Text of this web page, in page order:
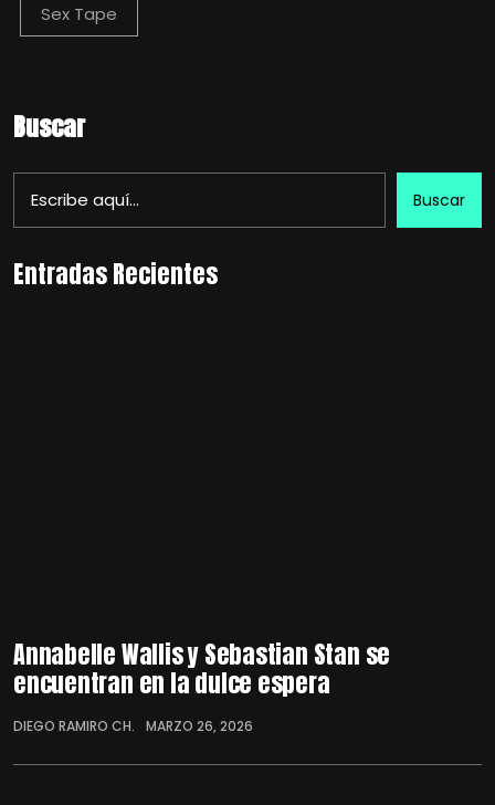
Sex Tape
Buscar
Buscar
Entradas Recientes
Annabelle Wallis y Sebastian Stan se
encuentran en la dulce espera
DIEGO RAMIRO CH. MARZO 26, 2026